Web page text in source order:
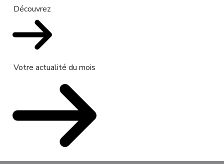
Découvrez
Votre actualité du mois